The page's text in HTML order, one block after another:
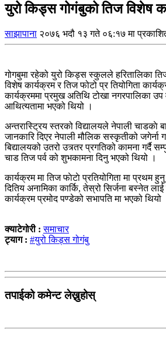
युरो किड्स गोगंबुको तिज विशेष
साझापाना २०७६ भदौ १३ गते ०६:१७ मा
गोगबुमा रहेको युरो किड्स स्कुलले हरितालिका
विशेष कार्यक्रम र तिज फोटो प्र तियोगिता
कार्यक्रममा प्रमुख अतिथि टोखा नगरपालिका उप
आथित्यतामा भएको थियो ।
अन्तरास्ट्रिय स्तरको विद्यालयले नेपाली चाडकाे
जानकारि दिएर नेपाली मौलिक सस्कृतीको जगेर्ना
बिद्यालयको उतरो उत्र्तर प्रगतिको कामना गर्दै
चाड तिज पर्व को शुभकामना दिनु भएको थियो ।
कार्यक्रम मा तिज फाेटाे प्रतियोगिता मा प्रथम
दितिय अनामिका कार्कि, तेस्रो सिर्जना बस्नेत
कार्यक्रम प्रमोद पण्डेको सभापति मा भएको थियो
क्याटेगोरी :समाचार
ट्याग : #युरो किड्स गोगंबु
तपाईको कमेन्ट लेख्नुहोस्